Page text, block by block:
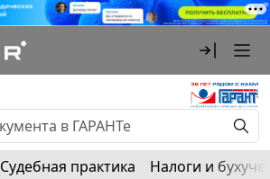
Судебная практика Налоги и